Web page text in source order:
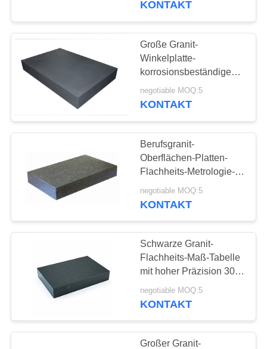
KONTAKT
Große Granit-
Winkelplatte-
korrosionsbeständige
Inspektions-
Oberflächen-Platten
negotiable MOQ:5
KONTAKT
Berufsgranit-
Oberflächen-Platten-
Flachheits-Metrologie-
langes Berufsleben
negotiable MOQ:5
KONTAKT
Schwarze Granit-
Flachheits-Maß-Tabelle
mit hoher Präzision 300
x 200 Millimeter
negotiable MOQ:5
KONTAKT
Großer Granit-